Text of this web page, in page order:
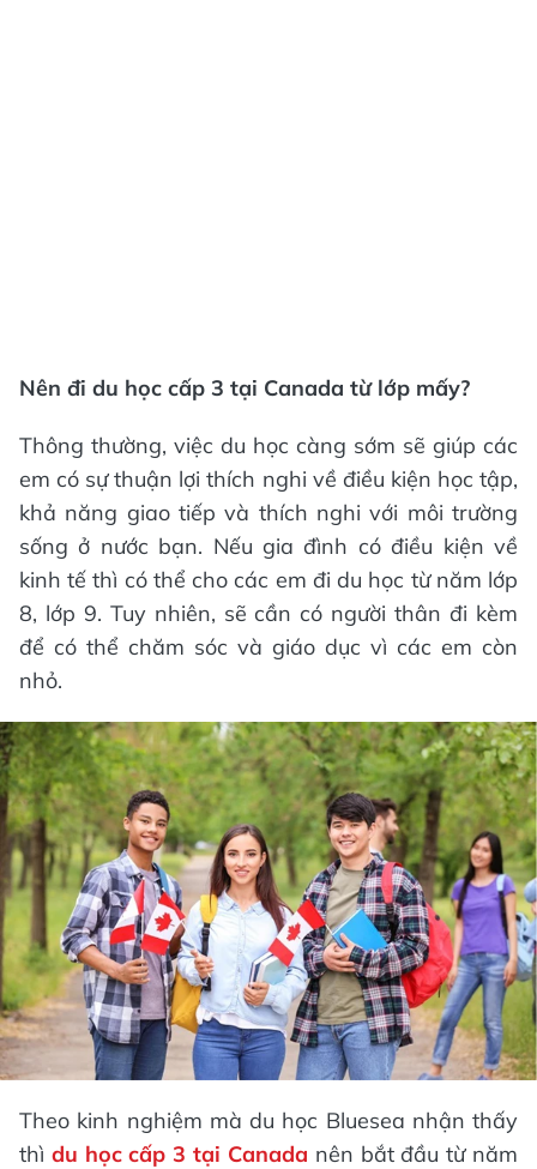
Nên đi du học cấp 3 tại Canada từ lớp mấy?
Thông thường, việc du học càng sớm sẽ giúp các
em có sự thuận lợi thích nghi về điều kiện học tập,
khả năng giao tiếp và thích nghi với môi trường
sống ở nước bạn. Nếu gia đình có điều kiện về
kinh tế thì có thể cho các em đi du học từ năm lớp
8, lớp 9. Tuy nhiên, sẽ cần có người thân đi kèm
để có thể chăm sóc và giáo dục vì các em còn
nhỏ.
Theo kinh nghiệm mà du học Bluesea nhận thấy
thì du học cấp 3 tại Canada nên bắt đầu từ năm